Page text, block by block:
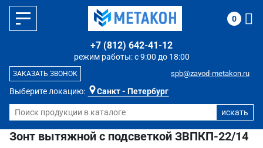
Выберите локацию: Санкт - Петербург
режим работы: с 9:00 до 18:00
+7 (812) 642-41-12
spb@zavod-metakon.ru
ЗАКАЗАТЬ ЗВОНОК
0
Зонт вытяжной с подсветкой ЗВПКП-22/14